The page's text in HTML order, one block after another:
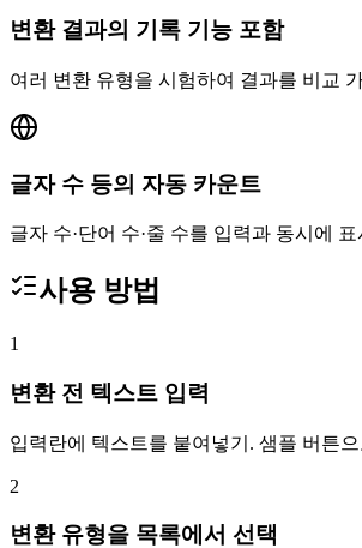
변환 결과의 기록 기능 포함
여러 변환 유형을 시험하여 결과를 비교
글자 수 등의 자동 카운트
글자 수·단어 수·줄 수를 입력과 동시에 표
사용 방법
1
변환 전 텍스트 입력
입력란에 텍스트를 붙여넣기. 샘플 버튼
2
변환 유형을 목록에서 선택